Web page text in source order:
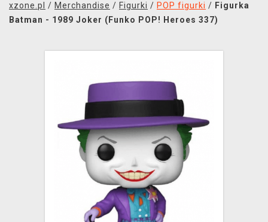
SOUNDTRACKI
TRANSPORT
xzone.pl / Merchandise / Figurki / POP figurki / Figurka
Batman - 1989 Joker (Funko POP! Heroes 337)